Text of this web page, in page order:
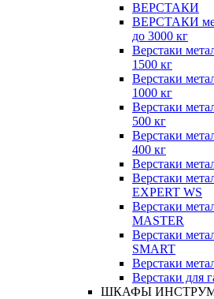
ВЕРСТАКИ
ВЕРСТАКИ
до 3000 кг
Верстаки
1500 кг
Верстаки
1000 кг
Верстаки
500 кг
Верстаки
400 кг
Верстаки
Верстаки
EXPERT WS
Верстаки
MASTER
Верстаки
SMART
Верстаки
Верстаки для
ШКАФЫ